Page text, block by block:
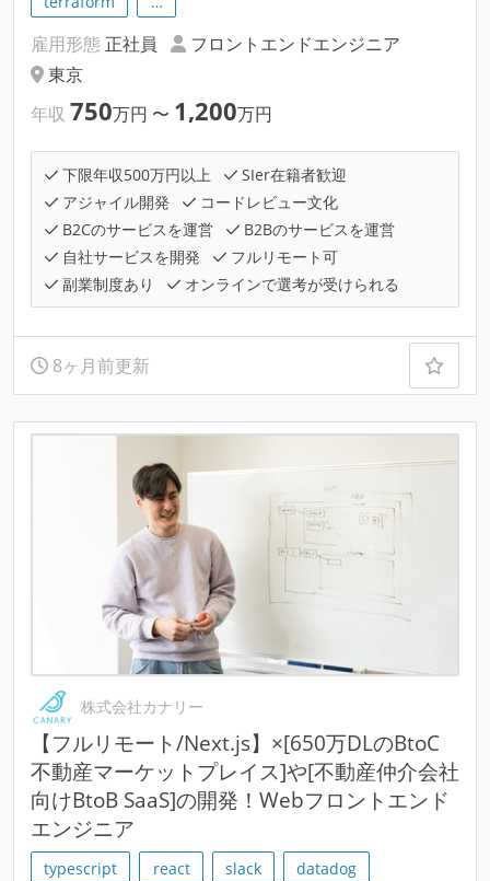
雇用形態 正社員
フロントエンドエンジニア
東京
年収 750万円 〜 1,200万円
下限年収500万円以上
SIer在籍者歓迎
アジャイル開発
コードレビュー文化
B2Cのサービスを運営
B2Bのサービスを運営
自社サービスを開発
フルリモート可
副業制度あり
オンラインで選考が受けられる
8ヶ月前更新
株式会社カナリー
【フルリモート/Next.js】×[650万DLのBtoC
不動産マーケットプレイス]や[不動産仲介会社
向けBtoB SaaS]の開発！Webフロントエンド
エンジニア
typescript react slack
datadog